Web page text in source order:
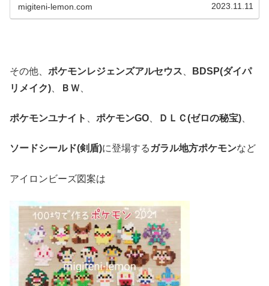
migiteni-lemon.com 2023.11.11
その他、 ポケモンレジェンズアルセウス
BDSP(ダイパ
リメイク)
ＢＷ
ポケモンユナイト ポケモンGO ＤＬＣ(ゼロの秘宝)
ソードシールド(剣盾)に登場するガラル地方ポケモンなど
アイロンビーズ図案は